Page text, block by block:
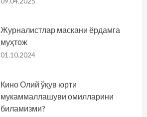
Журналистлар маскани ёрдамга
муҳтож
01.10.2024
Кино Олий ўқув юрти
мукаммаллашуви омилларини
биламизми?